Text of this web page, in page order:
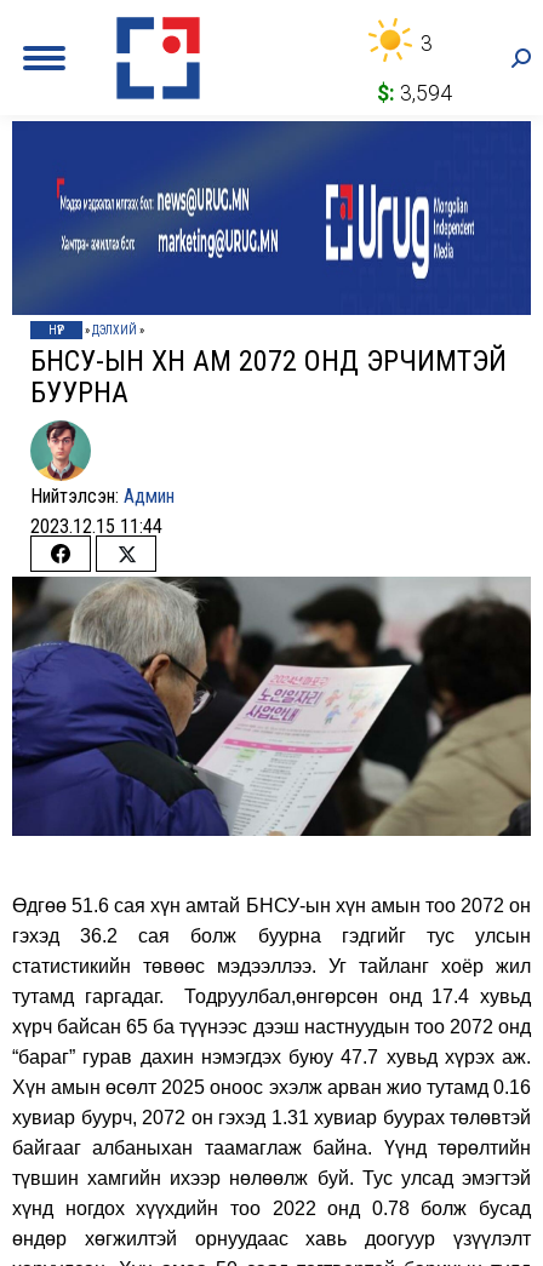
3
$: 3,594
НҮҮР »ДЭЛХИЙ »
БНСУ-ЫН ХҮН АМ 2072 ОНД ЭРЧИМТЭЙ
БУУРНА
Нийтэлсэн: Админ
2023.12.15 11:44
Share
on
Facebook
Share
on
Twitter
Өдгөө 51.6 сая хүн амтай БНСУ-ын хүн амын тоо 2072 он
гэхэд 36.2 сая болж буурна гэдгийг тус улсын
статистикийн төвөөс мэдээллээ. Уг тайланг хоёр жил
тутамд гаргадаг. Тодруулбал,өнгөрсөн онд 17.4 хувьд
хүрч байсан 65 ба түүнээс дээш настнуудын тоо 2072 онд
“бараг” гурав дахин нэмэгдэх буюу 47.7 хувьд хүрэх аж.
Хүн амын өсөлт 2025 оноос эхэлж арван жио тутамд 0.16
хувиар буурч, 2072 он гэхэд 1.31 хувиар буурах төлөвтэй
байгааг албаныхан таамаглаж байна. Үүнд төрөлтийн
түвшин хамгийн ихээр нөлөөлж буй. Тус улсад эмэгтэй
хүнд ногдох хүүхдийн тоо 2022 онд 0.78 болж бусад
өндөр хөгжилтэй орнуудаас хавь доогуур үзүүлэлт